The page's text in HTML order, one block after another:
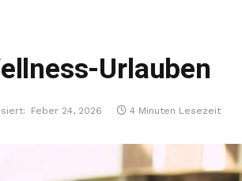
Urlauben
Feber 24, 2026 4 Minuten Lesezeit